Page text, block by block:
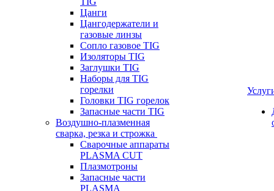
Цанги
Цангодержатели и
газовые линзы
Сопло газовое TIG
Изоляторы TIG
Заглушки TIG
Наборы для TIG
горелки
Головки TIG горелок
Запасные части TIG
Воздушно-плазменная
сварка, резка и строжка
Сварочные аппараты
PLASMA CUT
Плазмотроны
Запасные части
PLASMA